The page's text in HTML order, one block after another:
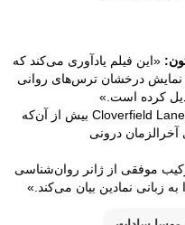
«این فیلم یادآوری می‌کند که
نمایش درخشان ترس‌های روانی
کرده است.»
«۱۰ Cloverfield Lane بیش از آن‌که
آخرالزمان درونی
موفقی از ژانر روان‌شناسی
زبانی نمادین بیان می‌کند.»